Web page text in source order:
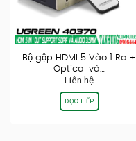
Bộ gộp HDMI 5 Vào 1 Ra +
Optical và…
Liên hệ
ĐỌC TIẾP